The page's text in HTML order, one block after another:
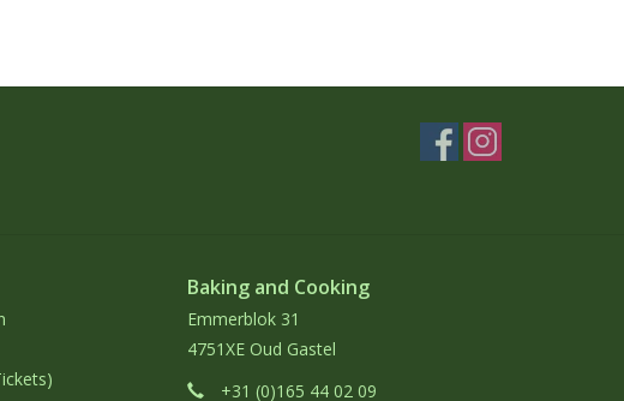
Baking and Cooking
Emmerblok 31
4751XE Oud Gastel
+31 (0)165 44 02 09